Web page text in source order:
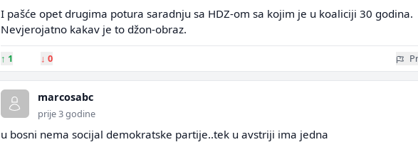
I pašće opet drugima potura saradnju sa HDZ-om sa kojim je u koaliciji 30 godina.
Nevjerojatno kakav je to džon-obraz.
↑ 1 ↓ 0
marcosabc
prije 3 godine
u bosni nema socijal demokratske partije..tek u avstriji ima jedna